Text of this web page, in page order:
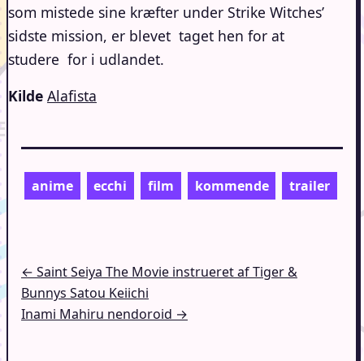
som mistede sine kræfter under Strike Witches’
sidste mission, er blevet taget hen for at
studere for i udlandet.
Kilde Alafista
anime ecchi film kommende trailer
Indlægsnavigation
← Saint Seiya The Movie instrueret af Tiger &
Bunnys Satou Keiichi
Inami Mahiru nendoroid →